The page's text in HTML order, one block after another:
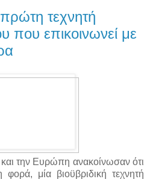
τεχνητή
που επικοινωνεί με
την Ευρώπη ανακοίνωσαν ότι
μία βιοϋβριδική τεχνητή